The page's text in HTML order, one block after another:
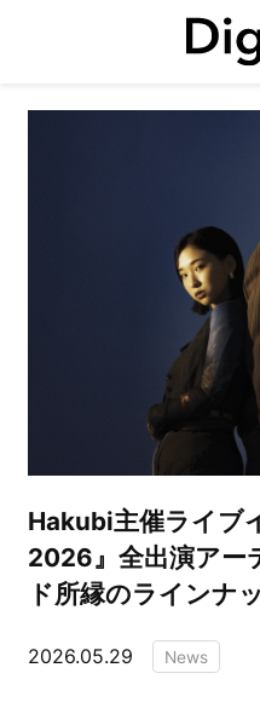
Hakubi主催ライブ
2026』全出演アー
ド所縁のラインナ
2026.05.29 News